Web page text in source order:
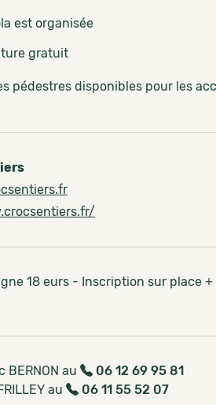
est organisée
gratuit
pédestres disponibles pour les
18 eurs - Inscription sur place
BERNON au
06 12 69 95 81
au
06 11 55 52 07